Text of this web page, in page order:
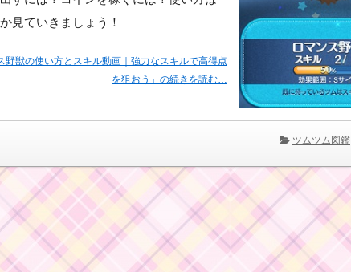
見ていきましょう！
野獣の使い方とスキル動画｜強力なスキルで高得点
を狙おう」の続きを読む…
ツムツム図鑑